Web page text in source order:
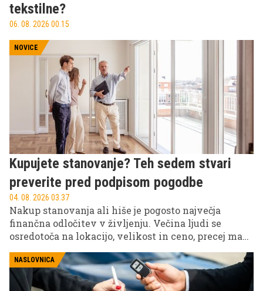
tekstilne?
06. 08. 2026 00.15
NOVICE
Kupujete stanovanje? Teh sedem stvari
preverite pred podpisom pogodbe
04. 08. 2026 03.37
Nakup stanovanja ali hiše je pogosto največja
finančna odločitev v življenju. Večina ljudi se
osredotoča na lokacijo, velikost in ceno, precej manj
pa na podrobnosti, ki lahko kasneje povzročijo
ogromne stroške, slabo voljo ali celo pravne zaplete.
NASLOVNICA